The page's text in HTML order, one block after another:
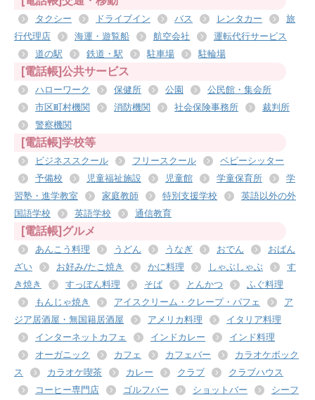
タクシー ドライブイン バス レンタカー
旅
行代理店
海運・遊覧船 航空会社
運転代行サービス
道の駅
鉄道・駅 駐車場 駐輪場
[電話帳]公共サービス
ハローワーク 保健所 公園
公民館・集会所
市区町村機関
消防機関 社会保険事務所
裁判所
警察機関
[電話帳]学校等
ビジネススクール フリースクール
ベビーシッター
予備校
児童福祉施設 児童館 学童保育所
学
習塾・進学教室
家庭教師 特別支援学校
英語以外の外
国語学校
英語学校 通信教育
[電話帳]グルメ
あんこう料理 うどん うなぎ おでん
おばん
ざい
お好み/たこ焼き かに料理 しゃぶしゃぶ
す
き焼き
すっぽん料理 そば とんかつ
ふぐ料理
もんじゃ焼き
アイスクリーム・クレープ・パフェ
ア
ジア居酒屋・無国籍居酒屋
アメリカ料理
イタリア料理
インターネットカフェ
インドカレー
インド料理
オーガニック
カフェ カフェバー
カラオケボック
ス
カラオケ喫茶 カレー クラブ
クラブハウス
コーヒー専門店
ゴルフバー ショットバー
シーフ